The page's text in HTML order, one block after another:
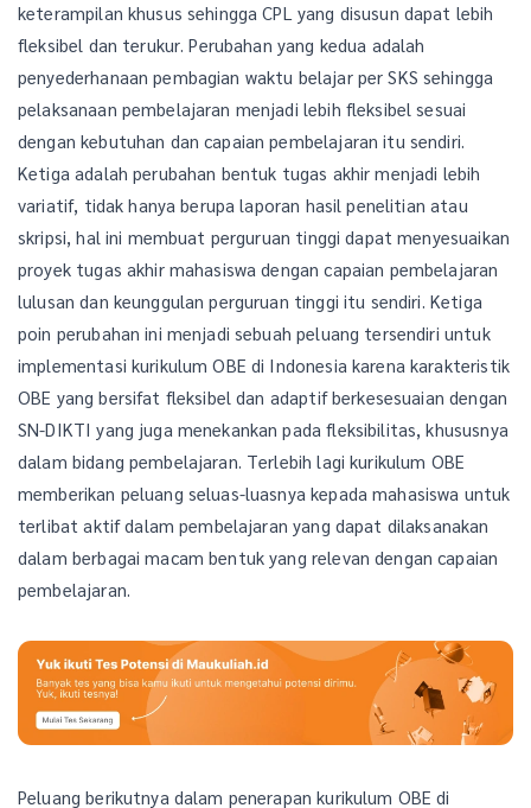
keterampilan khusus sehingga CPL yang disusun dapat lebih
fleksibel dan terukur. Perubahan yang kedua adalah
penyederhanaan pembagian waktu belajar per SKS sehingga
pelaksanaan pembelajaran menjadi lebih fleksibel sesuai
dengan kebutuhan dan capaian pembelajaran itu sendiri.
Ketiga adalah perubahan bentuk tugas akhir menjadi lebih
variatif, tidak hanya berupa laporan hasil penelitian atau
skripsi, hal ini membuat perguruan tinggi dapat menyesuaikan
proyek tugas akhir mahasiswa dengan capaian pembelajaran
lulusan dan keunggulan perguruan tinggi itu sendiri. Ketiga
poin perubahan ini menjadi sebuah peluang tersendiri untuk
implementasi kurikulum OBE di Indonesia karena karakteristik
OBE yang bersifat fleksibel dan adaptif berkesesuaian dengan
SN-DIKTI yang juga menekankan pada fleksibilitas, khususnya
dalam bidang pembelajaran. Terlebih lagi kurikulum OBE
memberikan peluang seluas-luasnya kepada mahasiswa untuk
terlibat aktif dalam pembelajaran yang dapat dilaksanakan
dalam berbagai macam bentuk yang relevan dengan capaian
pembelajaran.
Peluang berikutnya dalam penerapan kurikulum OBE di